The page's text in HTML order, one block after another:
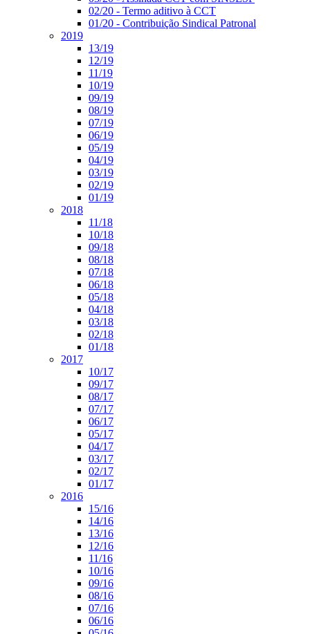
02/20 - Termo aditivo à CCT
01/20 - Contribuição Sindical Patronal
2019
13/19
12/19
11/19
10/19
09/19
08/19
07/19
06/19
05/19
04/19
03/19
02/19
01/19
2018
11/18
10/18
09/18
08/18
07/18
06/18
05/18
04/18
03/18
02/18
01/18
2017
10/17
09/17
08/17
07/17
06/17
05/17
04/17
03/17
02/17
01/17
2016
15/16
14/16
13/16
12/16
11/16
10/16
09/16
08/16
07/16
06/16